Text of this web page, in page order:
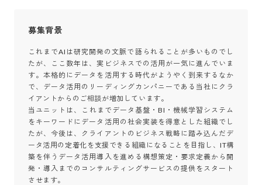
募集背景
これまでAIは研究開発の文脈で語られることが多いものでし
たが、ここ数年は、実ビジネスでの活用が一気に進んでいま
す。本格的にデータを活用する時代がようやく到来するなか
で、データ活用のリーディングカンパニーである当社にクラ
イアントからのご相談が増加しています。
当ユニットは、これまでデータ基盤・BI・機械学習システム
をキーワードにデータ活用の社会実装を得意とした組織でし
たが、今後は、クライアントのビジネス戦略に踏み込んだデ
ータ活用の定着化を支援できる組織になることを目指し、IT構
築を伴うデータ活用導入を進める構想策定・要求定義から開
発・導入までのコンサルティングサービスの提供をスタート
させます。